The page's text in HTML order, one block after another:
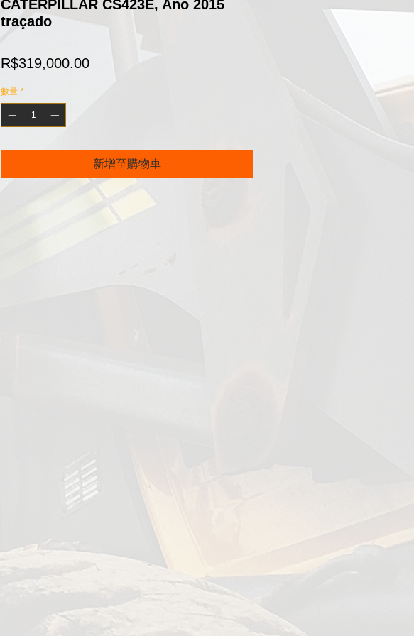
CATERPILLAR CS423E, Ano 2015
traçado
R$319,000.00價
數量 *
新增至購物車